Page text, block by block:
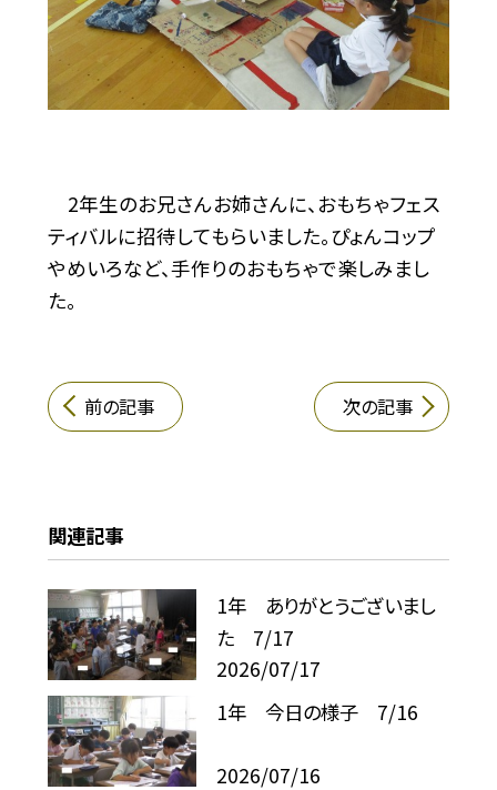
2年生のお兄さんお姉さんに、おもちゃフェス
ティバルに招待してもらいました。ぴょんコップ
やめいろなど、手作りのおもちゃで楽しみまし
た。
前の記事 次の記事
関連記事
1年 ありがとうございまし
た 7/17
2026/07/17
1年 今日の様子 7/16
2026/07/16